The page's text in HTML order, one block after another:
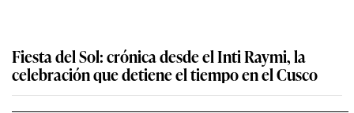
Fiesta del Sol: crónica desde el Inti Raymi, la
celebración que detiene el tiempo en el Cusco